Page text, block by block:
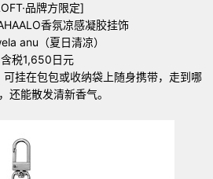
品牌方限定]
香氛凉感凝胶挂饰
anu（夏日清凉）
含税1,650日元
挂在包包或收纳袋上随身携带，走到哪
还能散发清新香气。